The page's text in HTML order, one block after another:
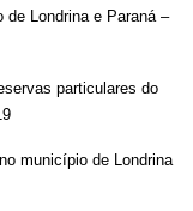
de Londrina e Paraná –
particulares do
município de Londrina